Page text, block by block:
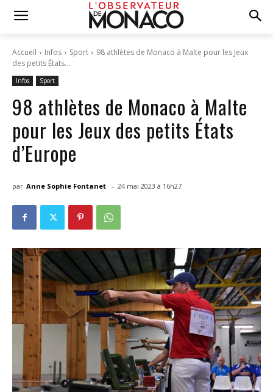
Accueil Infos Sport
98 athlètes de Monaco à Malte pour les Jeux
des petits États...
Infos Sport
98 athlètes de Monaco à Malte
pour les Jeux des petits États
d’Europe
par Anne Sophie Fontanet - 24 mai 2023 à 16h27